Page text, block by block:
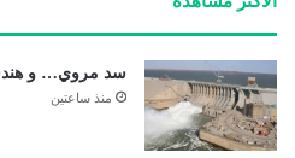
سد مروي… و
منذ ساعتين